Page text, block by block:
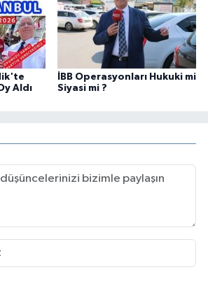
Aldı
İBB Operasyonları Hukuki mi
Siyasi mi ?